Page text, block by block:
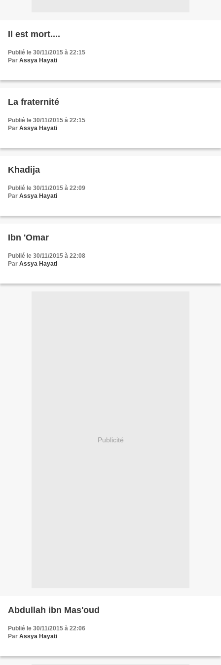
Il est mort....
Publié le 30/11/2015 à 22:15
Par Assya Hayati
La fraternité
Publié le 30/11/2015 à 22:15
Par Assya Hayati
Khadija
Publié le 30/11/2015 à 22:09
Par Assya Hayati
Ibn 'Omar
Publié le 30/11/2015 à 22:08
Par Assya Hayati
Publicité
Abdullah ibn Mas'oud
Publié le 30/11/2015 à 22:06
Par Assya Hayati